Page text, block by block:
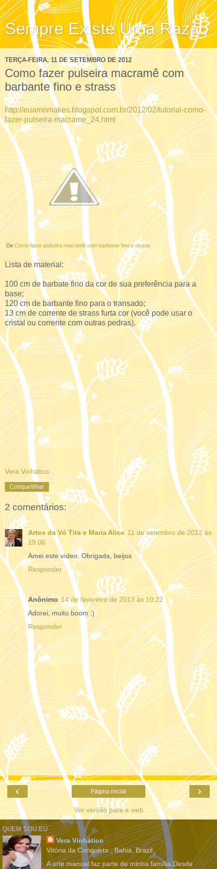
Sempre Existe Uma Razão
TERÇA-FEIRA, 11 DE SETEMBRO DE 2012
Como fazer pulseira macramê com
barbante fino e strass
http://euamomakes.blogspot.com.br/2012/02/tutorial-como-
fazer-pulseira-macrame_24.html
De Como fazer pulseira macramê com barbante fino e strass
Lista de material:
100 cm de barbate fino da cor de sua preferência para a
base;
120 cm de barbante fino para o transado;
13 cm de corrente de strass furta cor (você pode usar o
cristal ou corrente com outras pedras).
Vera Vinhático
Compartilhar
2 comentários:
Artes da Vó Tita e Maria Alice 11 de setembro de 2012 às
19:06
Amei este vídeo. Obrigada, beijos
Responder
Anônimo 14 de fevereiro de 2013 às 10:22
Adorei, muito boom :)
Responder
‹ ›
Página inicial
Ver versão para a web
QUEM SOU EU
Vera Vinhático
Vitória da Conquista , Bahia, Brazil
A arte manual faz parte de minha família.Desde